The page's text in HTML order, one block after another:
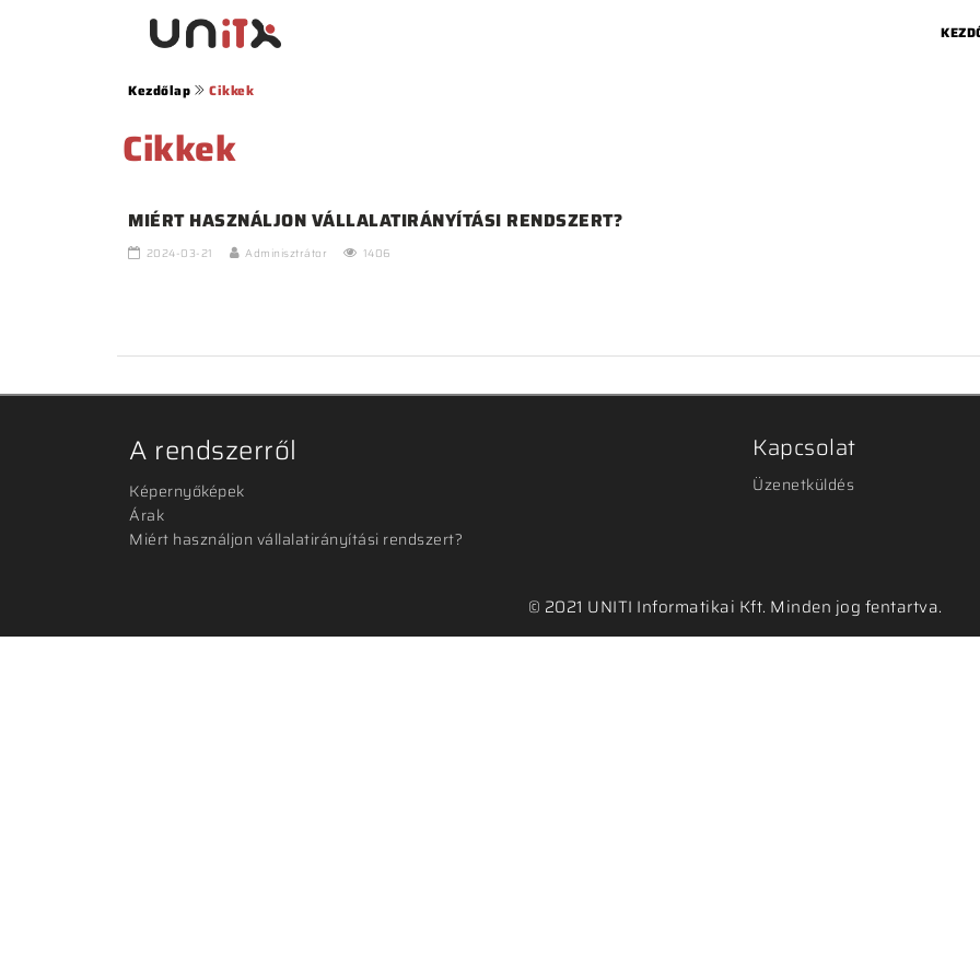
Kezdőlap Cikkek
Cikkek
MIÉRT HASZNÁLJON VÁLLALATIRÁNYÍTÁSI RENDSZERT?
2024-03-21 Adminisztrátor 1406
A rendszerről
Képernyőképek
Árak
Miért használjon vállalatirányítási rendszert?
Kapcsolat
Üzenetküldés
© 2021 UNITI Informatikai Kft. Minden jog fentartva.